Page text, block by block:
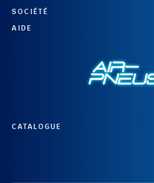
SOCIÉTÉ
AIDE
CATALOGUE